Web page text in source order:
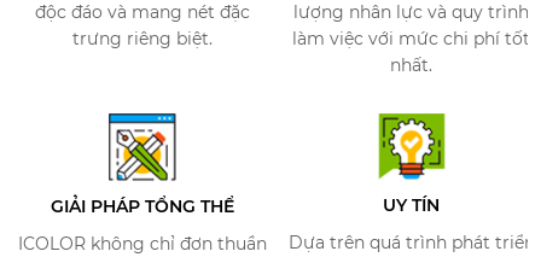
độc đáo và mang nét đặc
trưng riêng biệt.
lượng nhân lực và quy trình
làm việc với mức chi phí tốt
nhất.
GIẢI PHÁP TỔNG THỂ
ICOLOR không chỉ đơn thuần
UY TÍN
Dựa trên quá trình phát triển